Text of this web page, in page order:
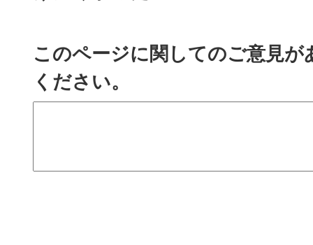
このページに関してのご意見
ください。